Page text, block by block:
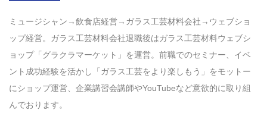
ミュージシャン→飲食店経営→ガラス工芸材料会社→ウェブショ
ップ経営。ガラス工芸材料会社退職後はガラス工芸材料ウェブシ
ョップ「グラクラマーケット」を運営。前職でのセミナー、イベ
ント成功経験を活かし「ガラス工芸をより楽しもう」をモットー
にショップ運営、企業講習会講師やYouTubeなど意欲的に取り組
んでおります。